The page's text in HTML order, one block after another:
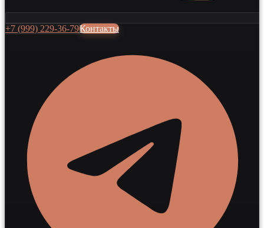
+7 (999) 229-36-79Контакты